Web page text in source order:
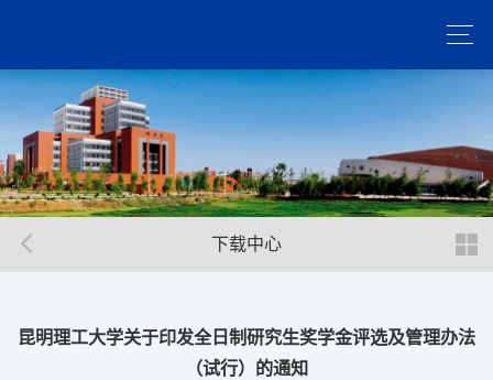
下载中心
昆明理工大学关于印发全日制研究生奖学金评选及管理办法
（试行）的通知